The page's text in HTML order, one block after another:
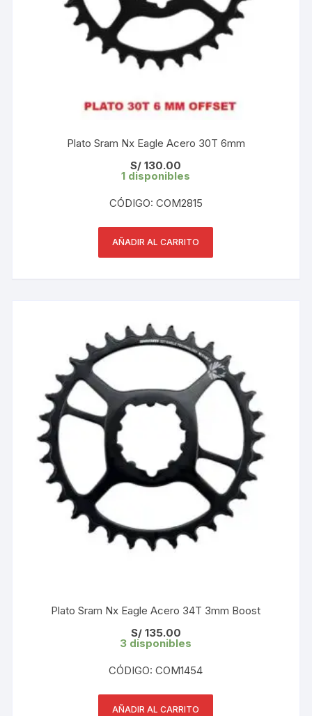
Plato Sram Nx Eagle Acero 30T 6mm
S/ 130.00
1 disponibles
CÓDIGO: COM2815
AÑADIR AL CARRITO
Plato Sram Nx Eagle Acero 34T 3mm Boost
S/135.00
3 disponibles
CÓDIGO: COM1454
AÑADIR AL CARRITO